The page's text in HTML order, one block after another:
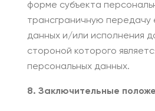
форме субъекта
трансграничную передачу
данных и/или исполнения
стороной которого
персональных данных.
8. Заключительные